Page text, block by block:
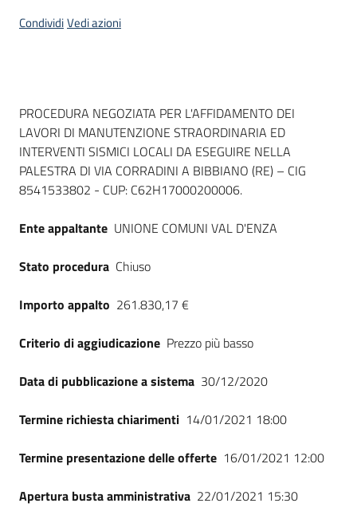
CondividiVedi azioni
Dati del bando
PROCEDURA NEGOZIATA PER L'AFFIDAMENTO DEI
LAVORI DI MANUTENZIONE STRAORDINARIA ED
INTERVENTI SISMICI LOCALI DA ESEGUIRE NELLA
PALESTRA DI VIA CORRADINI A BIBBIANO (RE) – CIG
8541533802 - CUP: C62H17000200006.
Ente appaltante UNIONE COMUNI VAL D'ENZA
Stato procedura Chiuso
Importo appalto 261.830,17 €
Criterio di aggiudicazione Prezzo più basso
Data di pubblicazione a sistema 30/12/2020
Termine richiesta chiarimenti 14/01/2021 18:00
Termine presentazione delle offerte 16/01/2021 12:00
Apertura busta amministrativa 22/01/2021 15:30